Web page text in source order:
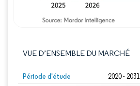
VUE D’ENSEMBLE DU MARCHÉ
Période d'étude 2020 - 2031